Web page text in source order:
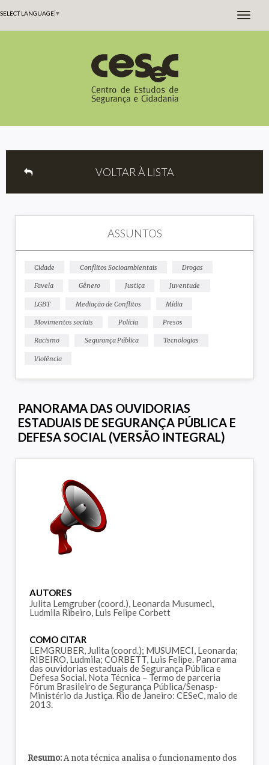
SELECT LANGUAGE ▼
VOLTAR À LISTA
ASSUNTOS
Cidade Conflitos Socioambientais Drogas
Favela Gênero Justiça Juventude
LGBT Mediação de Conflitos Mídia
Movimentos sociais Polícia Presos
Racismo Segurança Pública Tecnologias
Violência
PANORAMA DAS OUVIDORIAS
ESTADUAIS DE SEGURANÇA PÚBLICA E
DEFESA SOCIAL (VERSÃO INTEGRAL)
AUTORES
Julita Lemgruber (coord.), Leonarda Musumeci,
Ludmila Ribeiro, Luis Felipe Corbett
COMO CITAR
LEMGRUBER, Julita (coord.); MUSUMECI, Leonarda;
RIBEIRO, Ludmila; CORBETT, Luis Felipe. Panorama
das ouvidorias estaduais de Segurança Pública e
Defesa Social. Nota Técnica – Termo de parceria
Fórum Brasileiro de Segurança Pública/Senasp-
Ministério da Justiça. Rio de Janeiro: CESeC, maio de
2013.
Resumo:A nota técnica analisa o funcionamento dos